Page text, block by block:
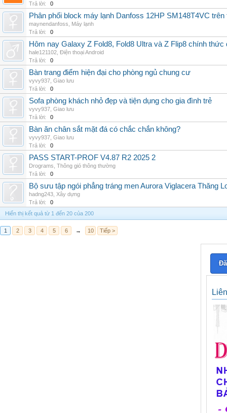
Trả lời:
0
Phân phối block máy lạnh Danfoss 12HP SM148T4VC
maynendanfoss
Máy lạnh
Trả lời:
0
Hôm nay Galaxy Z Fold8, Fold8 Ultra và Z Flip8 chính
hale121102 Điện thoại Android
Trả lời:
0
Bàn trang điểm hiện đại cho phòng ngủ chung cư
vyvy937 Giao lưu
Trả lời:
0
Sofa phòng khách nhỏ đẹp và tiện dụng cho gia đình trẻ
vyvy937 Giao lưu
Trả lời:
0
Bàn ăn chân sắt mặt đá có chắc chắn không?
vyvy937 Giao lưu
Trả lời:
0
PASS START-PROF V4.87 R2 2025 2
Drograms Thông gió thông thường
Trả lời:
0
Bộ sưu tập ngói phẳng tráng men Aurora Viglacera Thăng
hadng243 Xây dựng
Trả lời:
0
Hiển thị kết quả từ 1 đến 20 của 200
1 2 3 4 5 6 → 10 Tiếp >